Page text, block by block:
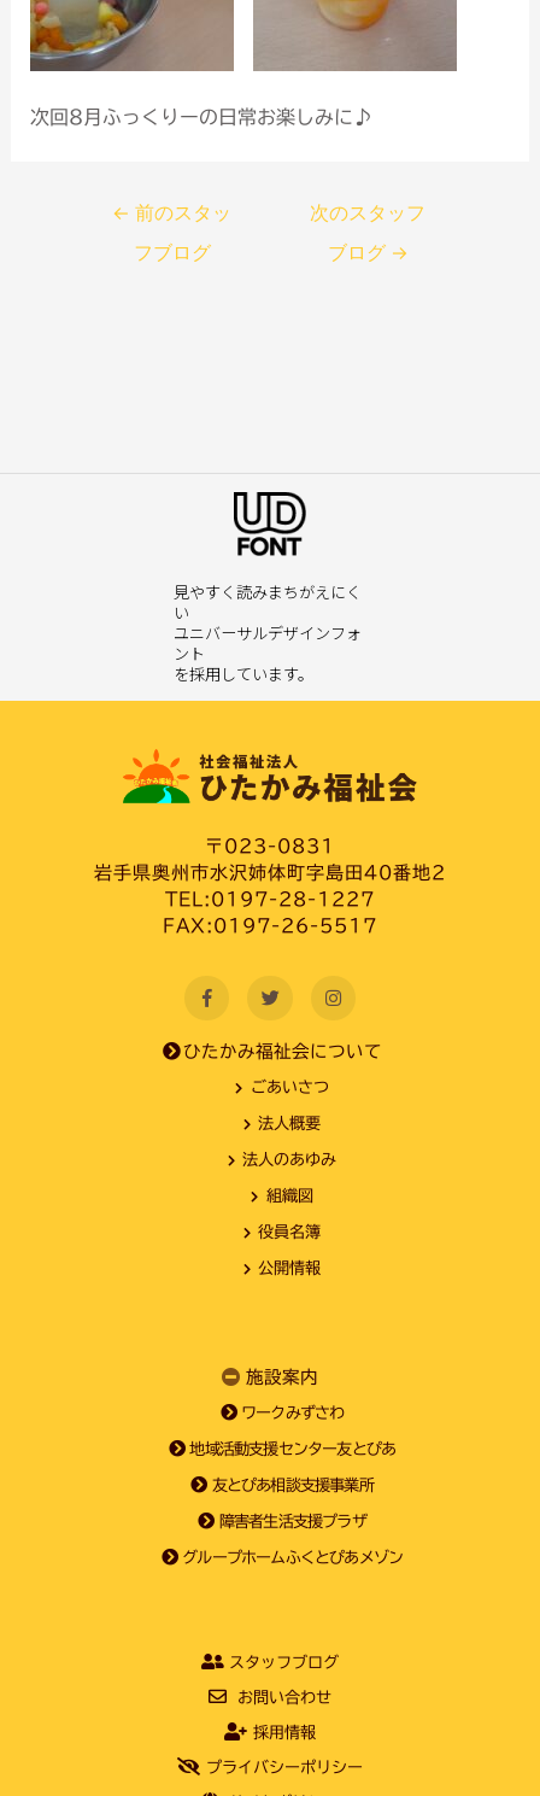
次回8月ふっくりーの日常お楽しみに♪
← 前のスタッ
フブログ
次のスタッフ
ブログ →
見やすく読みまちがえにく
い
ユニバーサルデザインフォ
ント
を採用しています。
〒023-0831
岩手県奥州市水沢姉体町字島田40番地2
TEL:0197-28-1227
FAX:0197-26-5517
ひたかみ福祉会について
ごあいさつ
法人概要
法人のあゆみ
組織図
役員名簿
公開情報
施設案内
ワークみずさわ
地域活動支援センター友とぴあ
友とぴあ相談支援事業所
障害者生活支援プラザ
グループホームふくとぴあメゾン
スタッフブログ
お問い合わせ
採用情報
プライバシーポリシー